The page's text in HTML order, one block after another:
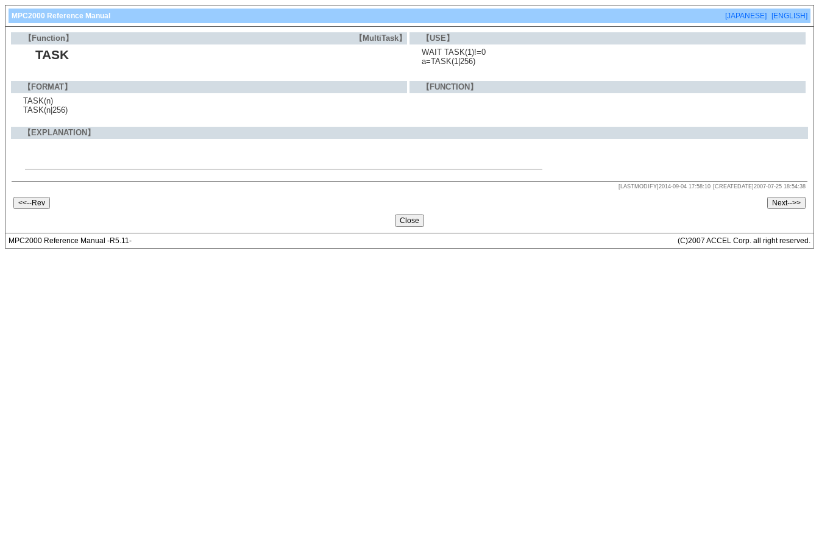
MPC2000 Reference Manual [JAPANESE] [ENGLISH]
【Function】 【MultiTask】 【USE】
TASK
WAIT TASK(1)!=0
a=TASK(1|256)
【FORMAT】
【FUNCTION】
TASK(n)
TASK(n|256)
【EXPLANATION】
[LASTMODIFY]2014-09-04 17:58:10 [CREATEDATE]2007-07-25 18:54:38
MPC2000 Reference Manual -R5.11- (C)2007 ACCEL Corp. all right reserved.